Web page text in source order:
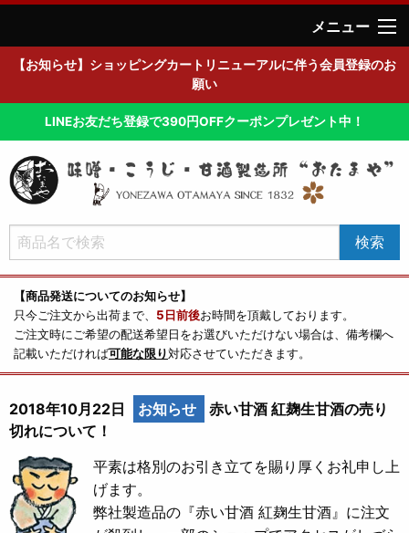
メニュー
【お知らせ】ショッピングカートリニューアルに伴う会員登録のお
願い
LINEお友だち登録で390円OFFクーポンプレゼント中！
【商品発送についてのお知らせ】
只今ご注文から出荷まで、 5日前後お時間を頂戴しております。
ご注文時にご希望の配送希望日をお選びいただけない場合は、備考欄へ
記載いただければ可能な限り対応させていただきます。
2018年10月22日 お知らせ
赤い甘酒 紅麹生甘酒の売り
切れについて！
平素は格別のお引き立てを賜り厚くお礼申し上
げます。
弊社製造品の『赤い甘酒 紅麹生甘酒』に注文